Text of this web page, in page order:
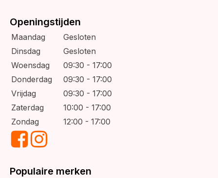
Openingstijden
Maandag
Gesloten
Dinsdag
Gesloten
Woensdag
09:30 - 17:00
Donderdag
09:30 - 17:00
Vrijdag
09:30 - 17:00
Zaterdag
10:00 - 17:00
Zondag
12:00 - 17:00
Populaire merken